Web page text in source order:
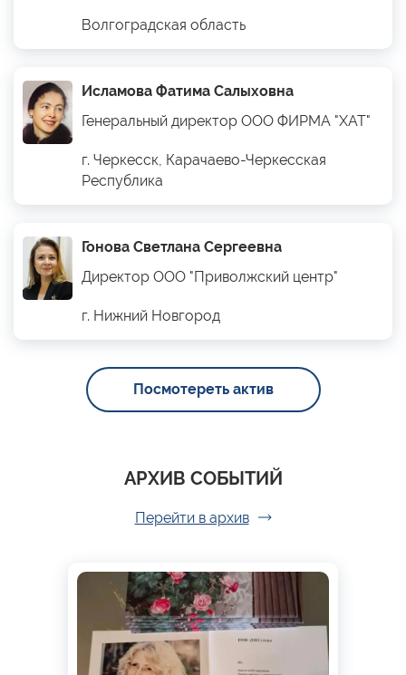
Волгоградская область
Исламова Фатима Салыховна
Генеральный директор ООО ФИРМА "ХАТ"
г. Черкесск, Карачаево-Черкесская
Республика
Гонова Светлана Сергеевна
Директор ООО "Приволжский центр"
г. Нижний Новгород
Посмотереть актив
АРХИВ СОБЫТИЙ
Перейти в архив